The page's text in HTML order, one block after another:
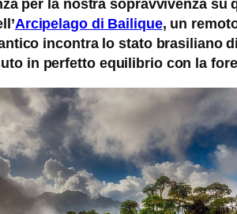
per la nostra sopravvivenza
Arcipelago di Bailique, un
incontra lo stato brasiliano
in perfetto equilibrio con la